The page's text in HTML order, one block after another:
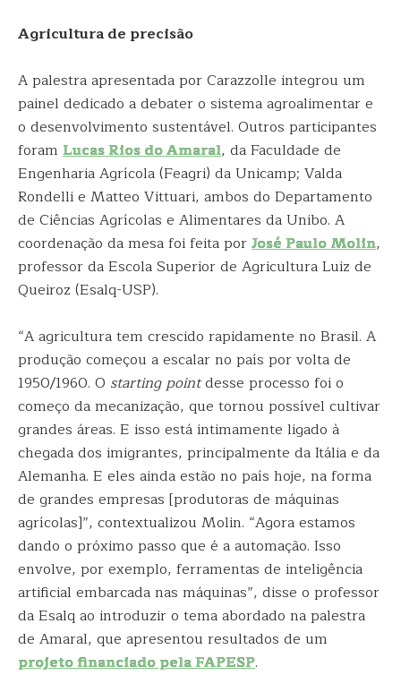
Agricultura de precisão
A palestra apresentada por Carazzolle integrou um
painel dedicado a debater o sistema agroalimentar e
o desenvolvimento sustentável. Outros participantes
foram Lucas Rios do Amaral, da Faculdade de
Engenharia Agrícola (Feagri) da Unicamp; Valda
Rondelli e Matteo Vittuari, ambos do Departamento
de Ciências Agrícolas e Alimentares da Unibo. A
coordenação da mesa foi feita porJosé Paulo Molin,
professor da Escola Superior de Agricultura Luiz de
Queiroz (Esalq-USP).
“A agricultura tem crescido rapidamente no Brasil. A
produção começou a escalar no país por volta de
1950/1960. O starting pointdesse processo foi o
começo da mecanização, que tornou possível cultivar
grandes áreas. E isso está intimamente ligado à
chegada dos imigrantes, principalmente da Itália e da
Alemanha. E eles ainda estão no país hoje, na forma
de grandes empresas [produtoras de máquinas
agrícolas]”, contextualizou Molin. “Agora estamos
dando o próximo passo que é a automação. Isso
envolve, por exemplo, ferramentas de inteligência
artificial embarcada nas máquinas”, disse o professor
da Esalq ao introduzir o tema abordado na palestra
de Amaral, que apresentou resultados de um
projeto financiado pela FAPESP.